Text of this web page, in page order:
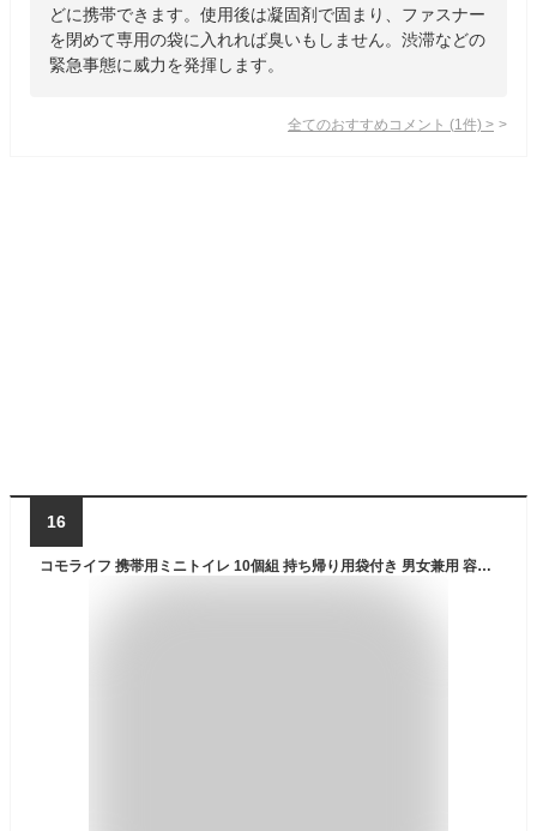
どに携帯できます。使用後は凝固剤で固まり、ファスナー
を閉めて専用の袋に入れれば臭いもしません。渋滞などの
緊急事態に威力を発揮します。
全てのおすすめコメント (1 件) >
16
コモライフ 携帯用ミニトイレ 10個組 持ち帰り用袋付き 男女兼用 容量600cc 凝固剤入 防災 アウトドア 渋滞 ドライブ レジャー ソフトな受け口 ジッパー付きでにおい漏れ防止 車 災害 簡易トイレ 非常用トイレ ブルー サイズ/約29.7×13.5×厚0.4cm